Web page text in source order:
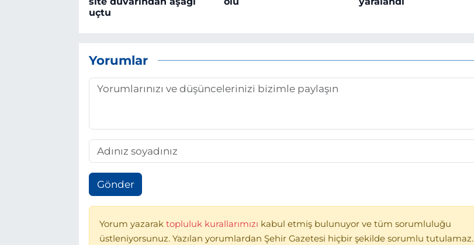
uçtu
Yorumlar
Gönder
Yorum yazarak topluluk kurallarımızı kabul etmiş bulunuyor ve tüm sorumluluğu
üstleniyorsunuz. Yazılan yorumlardan Şehir Gazetesi hiçbir şekilde sorumlu tutulamaz.